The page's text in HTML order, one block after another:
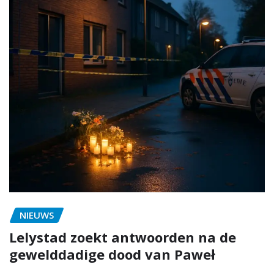
NIEUWS
Lelystad zoekt antwoorden na de
gewelddadige dood van Paweł